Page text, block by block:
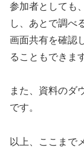
参加者としても
し、あとで調べ
画面共有を確認
ることもできま
また、資料のダ
です。
以上、ここまで